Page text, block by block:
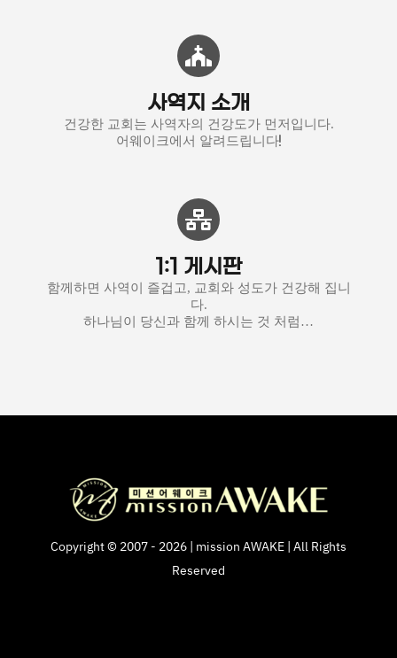
사역지 소개
건강한 교회는 사역자의 건강도가 먼저입니다.
어웨이크에서 알려드립니다!
1:1 게시판
함께하면 사역이 즐겁고, 교회와 성도가 건강해 집니
다.
하나님이 당신과 함께 하시는 것 처럼…
Copyright © 2007 - 2026 | mission AWAKE | All Rights
Reserved